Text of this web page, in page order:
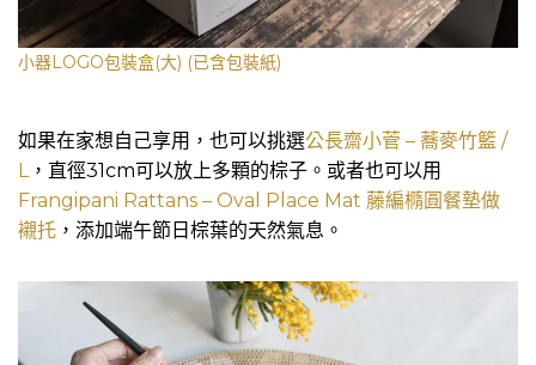
小器LOGO包裝盒(大) (已含包裝紙)
如果在家想自己享用，也可以挑選公長齋小菅 – 蕎麥竹籃 /
L
，直徑31cm可以放上多顆的棕子。或者也可以用
Frangipani Rattans – Oval Place Mat 藤編橢圓餐墊做
襯托 ，添加端午節日棕葉的天然氣息。